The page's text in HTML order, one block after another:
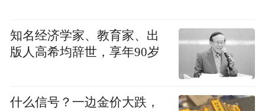
此次无偿献血公益活动成果斐然、意义非
凡。742人、22.82万毫升不只是一个数字，
知名经济学家、教育家、出
版人高希均辞世，享年90岁
什么信号？一边金价大跌，